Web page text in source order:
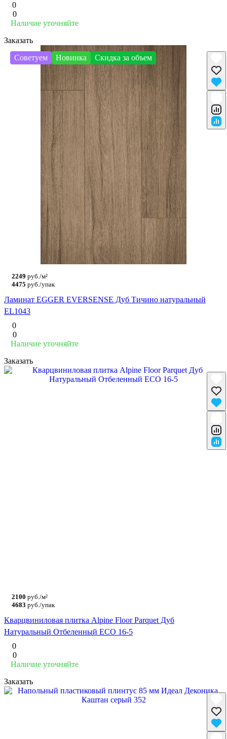
0
0
Наличие уточняйте
Заказать
Советуем
Новинка Скидка за объем
2249 руб./м²
4475 руб./упак
Ламинат EGGER EVERSENSE Дуб Тичино натуральный
EL1043
0
0
Наличие уточняйте
Заказать
2100 руб./м²
4683 руб./упак
Кварцвиниловая плитка Alpine Floor Parquet Дуб
Натуральный Отбеленный ECO 16-5
0
0
Наличие уточняйте
Заказать